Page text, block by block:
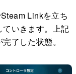
Linkを立ち
ていきます。上記
了した状態。